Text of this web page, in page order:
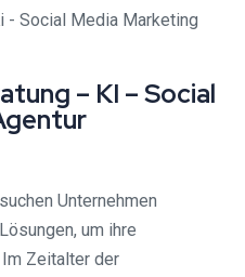
– KI – Social
Unternehmen
um ihre
Zeitalter der